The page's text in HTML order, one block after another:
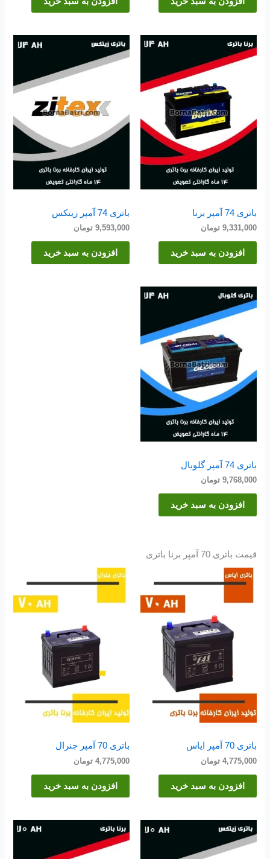
باتری 74 آمپر برنا
9,331,000 تومان
افزودن به سبد خرید
باتری 74 آمپر زیتکس
9,593,000 تومان
افزودن به سبد خرید
باتری 74 آمپر گلوبال
9,768,000 تومان
افزودن به سبد خرید
قیمت باتری 70 آمپر برنا باتری
باتری 70 آمپر ایاس
4,775,000 تومان
افزودن به سبد خرید
باتری 70 آمپر جنرال
4,775,000 تومان
افزودن به سبد خرید